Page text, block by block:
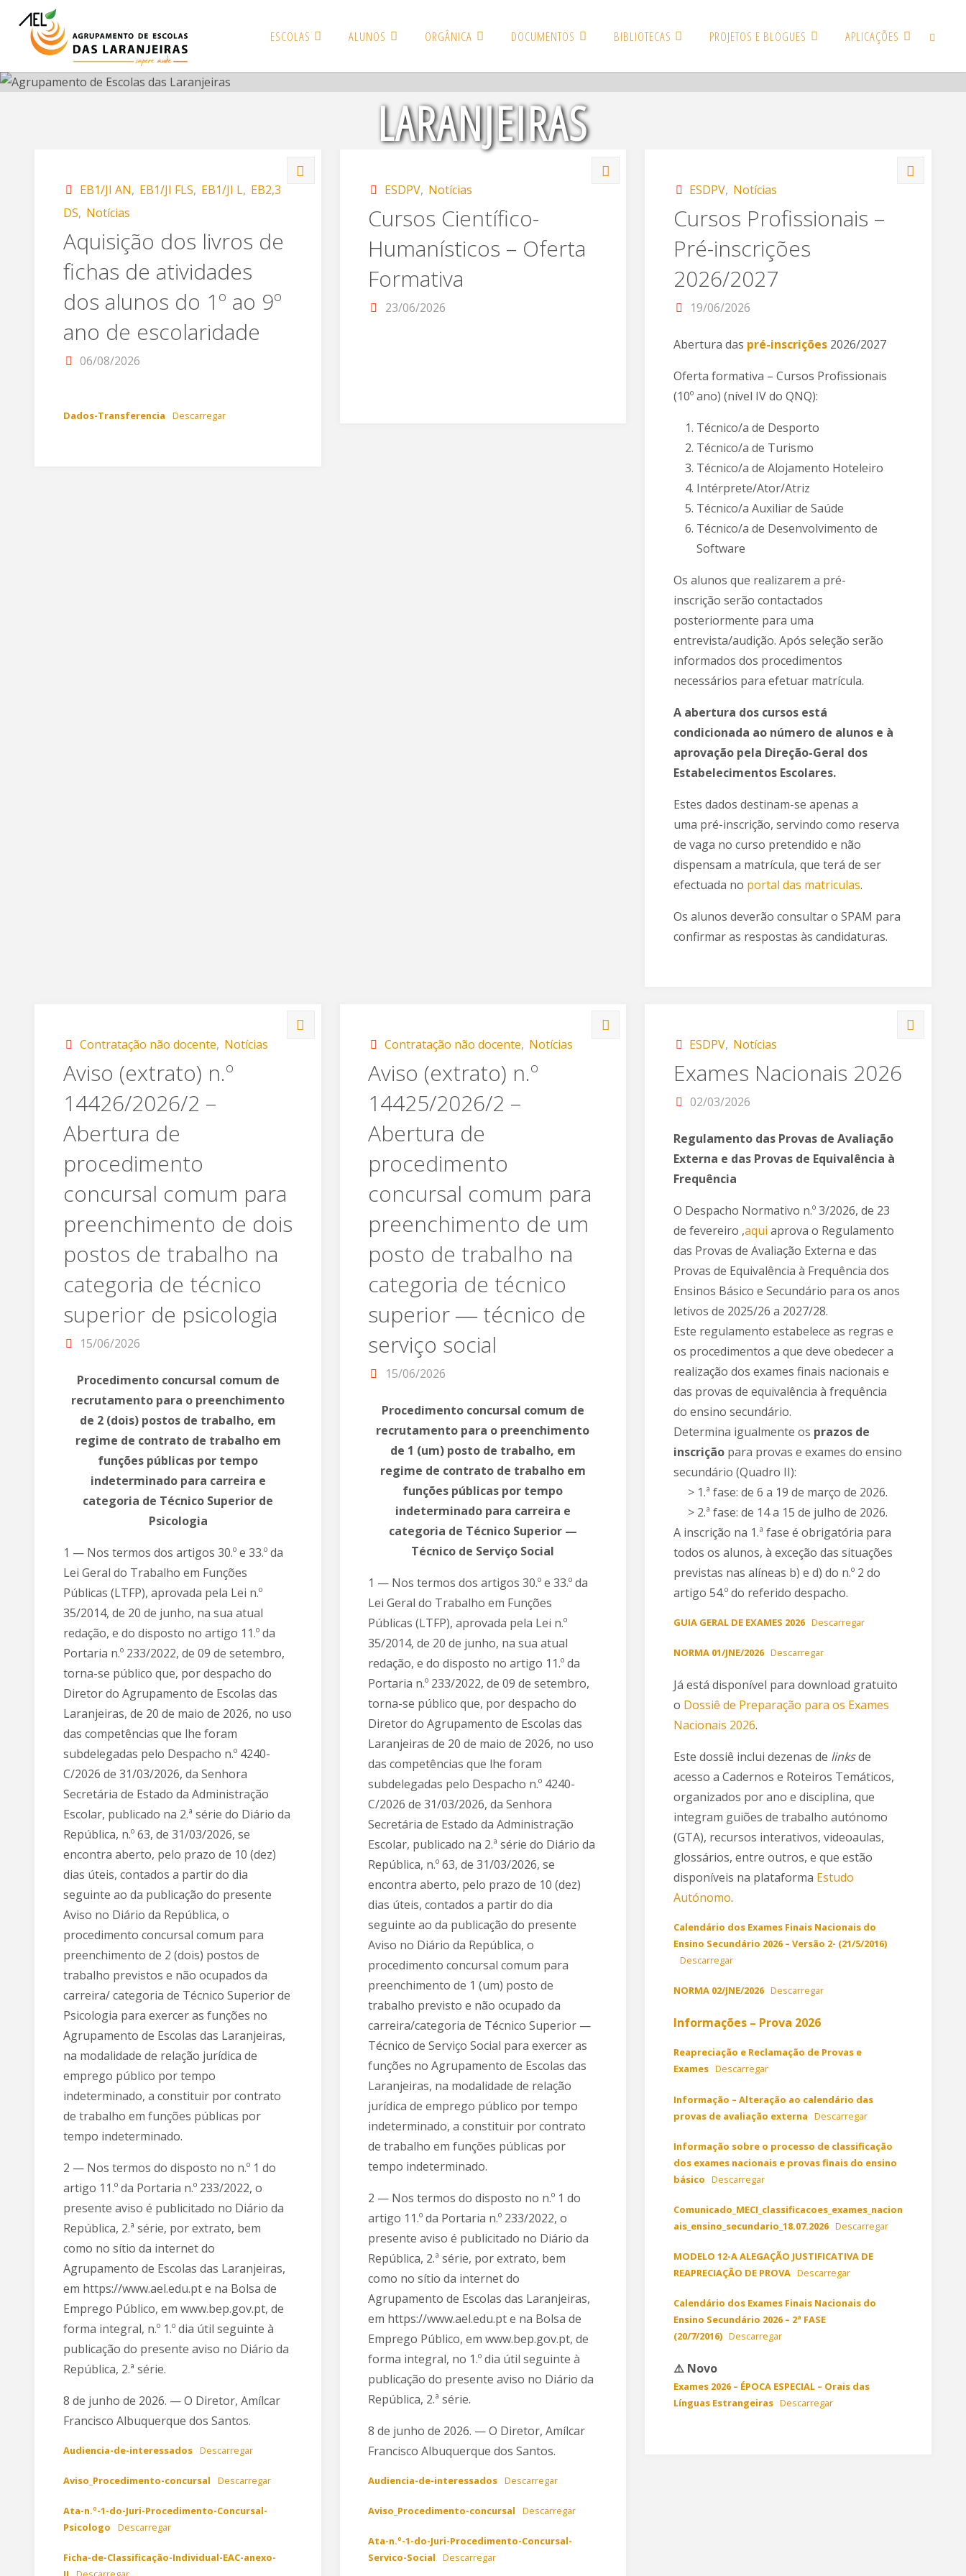
ESCOLAS ALUNOS ORGÂNICA DOCUMENTOS BIBLIOTECAS PROJETOS E BLOGUES APLICAÇÕES
AGRUPAMENTO DE ESCOLAS DAS
LARANJEIRAS
EB1/JI AN, EB1/JI FLS, EB1/JI L, EB2,3
DS, Notícias
Aquisição dos livros de
fichas de atividades
dos alunos do 1º ao 9º
ano de escolaridade
06/08/2026
Dados-Transferencia Descarregar
ESDPV, Notícias
Cursos Científico-
Humanísticos – Oferta
Formativa
23/06/2026
ESDPV, Notícias
Cursos Profissionais –
Pré-inscrições
2026/2027
19/06/2026
Abertura das pré-inscrições2026/2027
Oferta formativa – Cursos Profissionais
(10º ano) (nível IV do QNQ):
Técnico/a de Desporto
Técnico/a de Turismo
Técnico/a de Alojamento Hoteleiro
Intérprete/Ator/Atriz
Técnico/a Auxiliar de Saúde
Técnico/a de Desenvolvimento de
Software
Os alunos que realizarem a pré-
inscrição serão contactados
posteriormente para uma
entrevista/audição. Após seleção serão
informados dos procedimentos
necessários para efetuar matrícula.
A abertura dos cursos está
condicionada ao número de alunos e à
aprovação pela Direção-Geral dos
Estabelecimentos Escolares.
Estes dados destinam-se apenas a
uma pré-inscrição, servindo como reserva
de vaga no curso pretendido e não
dispensam a matrícula, que terá de ser
efectuada no portal das matriculas.
Os alunos deverão consultar o SPAM para
confirmar as respostas às candidaturas.
Contratação não docente, Notícias
Aviso (extrato) n.º
14426/2026/2 –
Abertura de
procedimento
concursal comum para
preenchimento de dois
postos de trabalho na
categoria de técnico
superior de psicologia
15/06/2026
Procedimento concursal comum de
recrutamento para o preenchimento
de 2 (dois) postos de trabalho, em
regime de contrato de trabalho em
funções públicas por tempo
indeterminado para carreira e
categoria de Técnico Superior de
Psicologia
1 — Nos termos dos artigos 30.º e 33.º da
Lei Geral do Trabalho em Funções
Públicas (LTFP), aprovada pela Lei n.º
35/2014, de 20 de junho, na sua atual
redação, e do disposto no artigo 11.º da
Portaria n.º 233/2022, de 09 de setembro,
torna-se público que, por despacho do
Diretor do Agrupamento de Escolas das
Laranjeiras, de 20 de maio de 2026, no uso
das competências que lhe foram
subdelegadas pelo Despacho n.º 4240-
C/2026 de 31/03/2026, da Senhora
Secretária de Estado da Administração
Escolar, publicado na 2.ª série do Diário da
República, n.º 63, de 31/03/2026, se
encontra aberto, pelo prazo de 10 (dez)
dias úteis, contados a partir do dia
seguinte ao da publicação do presente
Aviso no Diário da República, o
procedimento concursal comum para
preenchimento de 2 (dois) postos de
trabalho previstos e não ocupados da
carreira/ categoria de Técnico Superior de
Psicologia para exercer as funções no
Agrupamento de Escolas das Laranjeiras,
na modalidade de relação jurídica de
emprego público por tempo
indeterminado, a constituir por contrato
de trabalho em funções públicas por
tempo indeterminado.
2 — Nos termos do disposto no n.º 1 do
artigo 11.º da Portaria n.º 233/2022, o
presente aviso é publi­citado no Diário da
República, 2.ª série, por extrato, bem
como no sítio da internet do
Agrupamento de Escolas das Laranjeiras,
em https://www.ael.edu.pt e na Bolsa de
Emprego Público, em www.bep.gov.pt, de
forma integral, n.º 1.º dia útil seguinte à
publicação do presente aviso no Diário da
República, 2.ª série.
8 de junho de 2026. — O Diretor, Amílcar
Francisco Albuquerque dos Santos.
Audiencia-de-interessados Descarregar
Aviso_Procedimento-concursal Descarregar
Ata-n.º-1-do-Juri-Procedimento-Concursal-
Psicologo
Descarregar
Ficha-de-Classificação-Individual-EAC-anexo-
Contratação não docente, Notícias
Aviso (extrato) n.º
14425/2026/2 –
Abertura de
procedimento
concursal comum para
preenchimento de um
posto de trabalho na
categoria de técnico
superior ― técnico de
serviço social
15/06/2026
Procedimento concursal comum de
recrutamento para o preenchimento
de 1 (um) posto de trabalho, em
regime de contrato de trabalho em
funções públicas por tempo
indeterminado para carreira e
categoria de Técnico Superior —
Técnico de Serviço Social
1 — Nos termos dos artigos 30.º e 33.º da
Lei Geral do Trabalho em Funções
Públicas (LTFP), aprovada pela Lei n.º
35/2014, de 20 de junho, na sua atual
redação, e do disposto no artigo 11.º da
Portaria n.º 233/2022, de 09 de setembro,
torna-se público que, por despacho do
Diretor do Agrupamento de Escolas das
Laranjeiras de 20 de maio de 2026, no uso
das competências que lhe foram
subdelegadas pelo Despacho n.º 4240-
C/2026 de 31/03/2026, da Senhora
Secretária de Estado da Administração
Escolar, publicado na 2.ª série do Diário da
República, n.º 63, de 31/03/2026, se
encontra aberto, pelo prazo de 10 (dez)
dias úteis, contados a partir do dia
seguinte ao da publicação do presente
Aviso no Diário da República, o
procedimento concursal comum para
preenchimento de 1 (um) posto de
trabalho previsto e não ocupado da
carreira/categoria de Técnico Superior —
Técnico de Serviço Social para exercer as
funções no Agrupamento de Escolas das
Laranjeiras, na modalidade de relação
jurídica de emprego público por tempo
indeterminado, a constituir por contrato
de trabalho em funções públicas por
tempo indeterminado.
2 — Nos termos do disposto no n.º 1 do
artigo 11.º da Portaria n.º 233/2022, o
presente aviso é publicitado no Diário da
República, 2.ª série, por extrato, bem
como no sítio da internet do
Agrupamento de Escolas das Laranjeiras,
em https://www.ael.edu.pt e na Bolsa de
Emprego Público, em www.bep.gov.pt, de
forma integral, no 1.º dia útil seguinte à
publicação do presente aviso no Diário da
República, 2.ª série.
8 de junho de 2026. — O Diretor, Amílcar
Francisco Albuquerque dos Santos.
Audiencia-de-interessados Descarregar
Aviso_Procedimento-concursal Descarregar
Ata-n.º-1-do-Juri-Procedimento-Concursal-
Servico-Social
Descarregar
ESDPV, Notícias
Exames Nacionais 2026
02/03/2026
Regulamento das Provas de Avaliação
Externa e das Provas de Equivalência à
Frequência
O Despacho Normativo n.º 3/2026, de 23
de fevereiro ,aqui aprova o Regulamento
das Provas de Avaliação Externa e das
Provas de Equivalência à Frequência dos
Ensinos Básico e Secundário para os anos
letivos de 2025/26 a 2027/28.
Este regulamento estabelece as regras e
os procedimentos a que deve obedecer a
realização dos exames finais nacionais e
das provas de equivalência à frequência
do ensino secundário.
Determina igualmente os prazos de
inscriçãopara provas e exames do ensino
secundário (Quadro II):
> 1.ª fase: de 6 a 19 de março de 2026.
> 2.ª fase: de 14 a 15 de julho de 2026.
A inscrição na 1.ª fase é obrigatória para
todos os alunos, à exceção das situações
previstas nas alíneas b) e d) do n.º 2 do
artigo 54.º do referido despacho.
GUIA GERAL DE EXAMES 2026 Descarregar
NORMA 01/JNE/2026 Descarregar
Já está disponível para download gratuito
o Dossiê de Preparação para os Exames
Nacionais 2026.
Este dossiê inclui dezenas de linksde
acesso a Cadernos e Roteiros Temáticos,
organizados por ano e disciplina, que
integram guiões de trabalho autónomo
(GTA), recursos interativos, videoaulas,
glossários, entre outros, e que estão
disponíveis na plataforma Estudo
Autónomo.
Calendário dos Exames Finais Nacionais do
Ensino Secundário 2026 – Versão 2- (21/5/2016)
Descarregar
NORMA 02/JNE/2026 Descarregar
Informações – Prova 2026
Reapreciação e Reclamação de Provas e
Exames Descarregar
Informação – Alteração ao calendário das
provas de avaliação externa Descarregar
Informação sobre o processo de classificação
dos exames nacionais e provas finais do ensino
básico Descarregar
Comunicado_MECI_classificacoes_exames_nacion
ais_ensino_secundario_18.07.2026 Descarregar
MODELO 12-AALEGAÇÃO JUSTIFICATIVA DE
REAPRECIAÇÃO DE PROVA Descarregar
Calendário dos Exames Finais Nacionais do
Ensino Secundário 2026 – 2ª FASE
(20/7/2016) Descarregar
Exames 2026 – ÉPOCA ESPECIAL – Orais das
Línguas Estrangeiras Descarregar